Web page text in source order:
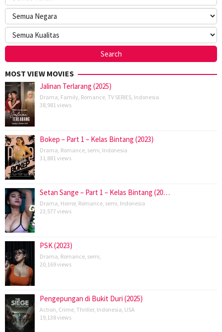
MOST VIEW MOVIES
Jalinan Terlarang (2025)
Drama Family Romance TV SERIES Indonesia
38,981 views
Bokep – Part 1 – Kelas Bintang (2023)
Drama Romance semi Indonesia
31,881 views
Setan Sange – Part 1 – Kelas Bintang (20…
Drama Horror, Romance semi Indonesia
23,577 views
PSK (2023)
Drama Romance semi
20,169 views
Pengepungan di Bukit Duri (2025)
Action Crime Thriller, Indonesia USA
19,138 views